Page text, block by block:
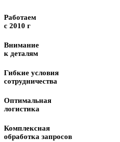
Работаем
с 2010 г
Внимание
к деталям
Гибкие условия
сотрудничества
Оптимальная
логистика
Комплексная
обработка запросов